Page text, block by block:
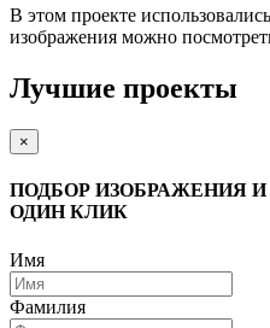
В этом проекте
изображения можно
Лучшие проекты
×
ПОДБОР ИЗОБРАЖЕНИЯ
ОДИН КЛИК
Имя
Фамилия